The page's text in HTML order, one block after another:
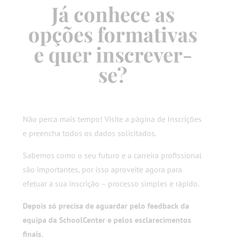
Já conhece as
opções formativas
e quer inscrever-
se?
Não perca mais tempo! Visite a página de Inscrições
e preencha todos os dados solicitados.
Sabemos como o seu futuro e a carreira profissional
são importantes, por isso aproveite agora para
efetuar a sua inscrição – processo simples e rápido.
Depois só precisa de aguardar pelo feedback da
equipa da SchoolCenter e pelos esclarecimentos
finais.